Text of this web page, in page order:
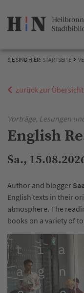
SIE SIND HIER: STARTSEITE
zurück zur Übersicht
Vorträge, Lesungen
English
Sa.,
Author and blogger
English texts in their
atmosphere. The
books on a variety of